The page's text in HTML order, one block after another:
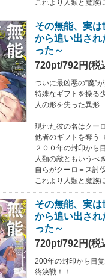
これより人類と魔族
その無能、実
から追い出さ
った～
720pt/792円(税
ついに最凶悪の”魔”
特殊なギフトを操
人の形を失った異形
現れた彼の名はクー
他者のギフトを奪う
２００年の封印から
人類の敵ともいうべ
自らがクーロ＝ス討
これより人類と魔族
その無能、実
から追い出さ
った～
720pt/792円(税
200年の封印から目
終決戦！！